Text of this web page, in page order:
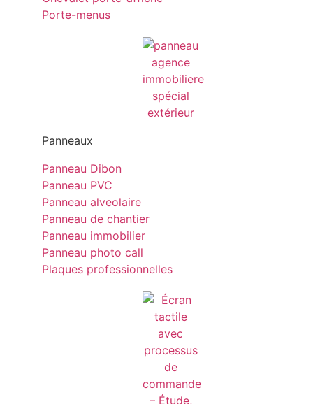
Porte-menus
Panneaux
Panneau Dibon
Panneau PVC
Panneau alveolaire
Panneau de chantier
Panneau immobilier
Panneau photo call
Plaques professionnelles